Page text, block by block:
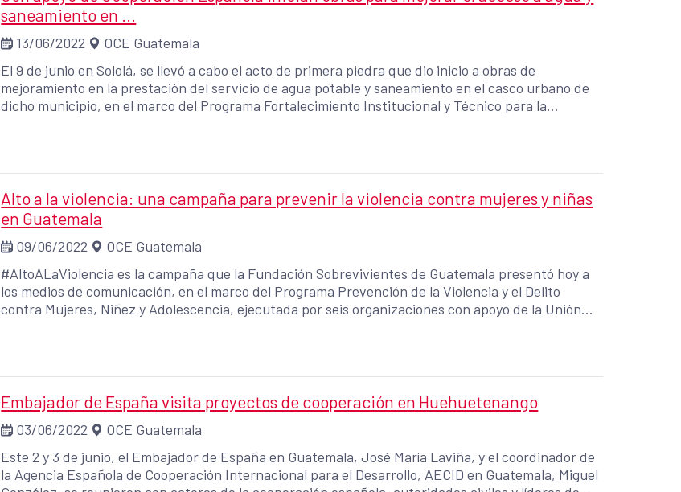
saneamiento en ...
13/06/2022
OCE Guatemala
El 9 de junio en Sololá, se llevó a cabo el acto de primera piedra que dio inicio a obras de
mejoramiento en la prestación del servicio de agua potable y saneamiento en el casco urbano de
dicho municipio, en el marco del Programa Fortalecimiento Institucional y Técnico para la
Alto a la violencia: una campaña para prevenir la violencia contra mujeres y niñas
en Guatemala
09/06/2022
OCE Guatemala
#AltoALaViolencia es la campaña que la Fundación Sobrevivientes de Guatemala presentó hoy a
los medios de comunicación, en el marco del Programa Prevención de la Violencia y el Delito
contra Mujeres, Niñez y Adolescencia, ejecutada por seis organizaciones con apoyo de la Unión
Embajador de España visita proyectos de cooperación en Huehuetenango
03/06/2022
OCE Guatemala
Este 2 y 3 de junio, el Embajador de España en Guatemala, José María Laviña, y el coordinador de
la Agencia Española de Cooperación Internacional para el Desarrollo, AECID en Guatemala, Miguel